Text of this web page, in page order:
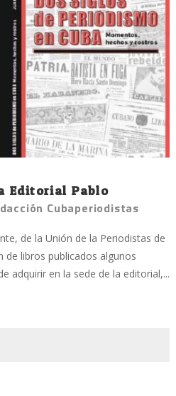
Editorial Pablo
Cubaperiodistas
de la Unión de la Periodistas de
de libros publicados algunos
adquirir en la sede de la editorial,...